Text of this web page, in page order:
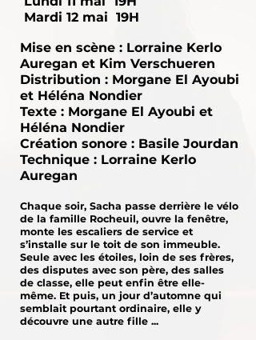
Mardi 12 mai 19H
Mise en scène : Lorraine Kerlo
Auregan et Kim Verschueren
Distribution : Morgane El Ayoubi
et Héléna Nondier
Texte : Morgane El Ayoubi et
Héléna Nondier
Création sonore : Basile Jourdan
Technique : Lorraine Kerlo
Auregan
Chaque soir, Sacha passe derrière le vélo
de la famille Rocheuil, ouvre la fenêtre,
monte les escaliers de service et
s’installe sur le toit de son immeuble.
Seule avec les étoiles, loin de ses frères,
des disputes avec son père, des salles
de classe, elle peut enfin être elle-
même. Et puis, un jour d’automne qui
semblait pourtant ordinaire, elle y
découvre une autre fille ...